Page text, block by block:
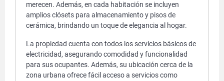
merecen. Además, en cada habitación se incluyen
amplios clósets para almacenamiento y pisos de
cerámica, brindando un toque de elegancia al hogar.
La propiedad cuenta con todos los servicios básicos de
electricidad, asegurando comodidad y funcionalidad
para sus ocupantes. Además, su ubicación cerca de la
zona urbana ofrece fácil acceso a servicios como